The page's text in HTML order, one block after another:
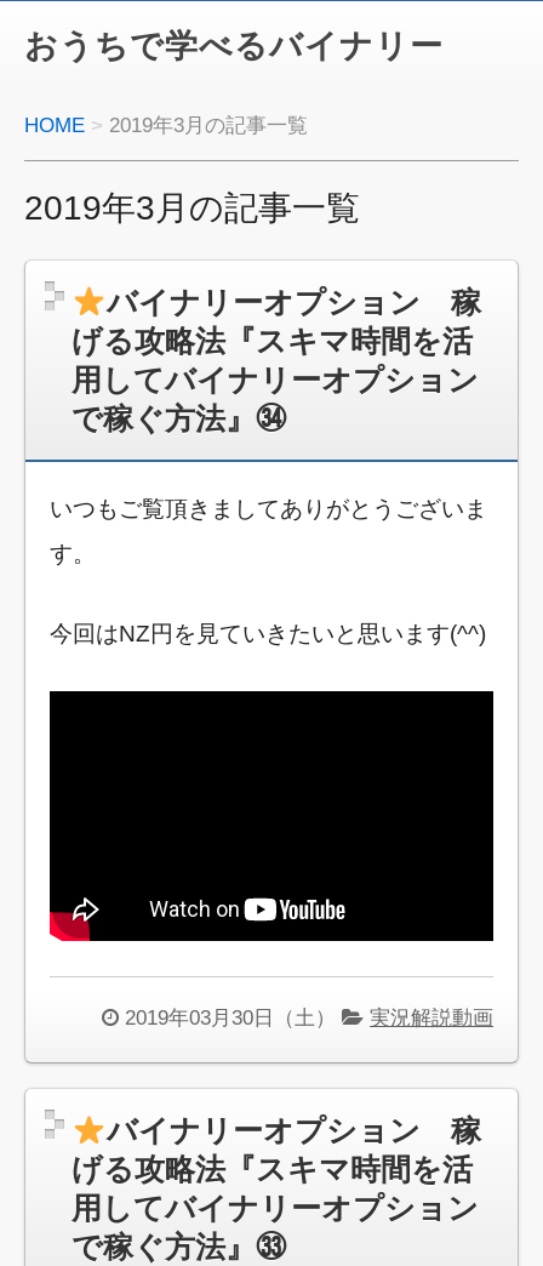
おうちで学べるバイナリー
HOME 2019年3月の記事一覧
2019年3月の記事一覧
バイナリーオプション 稼
げる攻略法『スキマ時間を活
用してバイナリーオプション
で稼ぐ方法』㉞
いつもご覧頂きましてありがとうございま
す。
今回はNZ円を見ていきたいと思います(^^)
2019年03月30日（土） 実況解説動画
バイナリーオプション 稼
げる攻略法『スキマ時間を活
用してバイナリーオプション
で稼ぐ方法』㉝